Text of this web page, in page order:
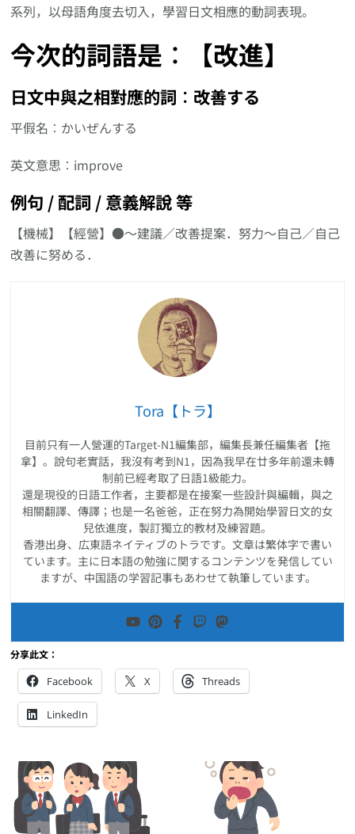
系列，以母語角度去切入，學習日文相應的動詞表現。
今次的詞語是︰【改進】
日文中與之相對應的詞︰改善する
平假名︰かいぜんする
英文意思︰improve
例句 / 配詞 / 意義解說 等
【機械】【經營】●〜建議／改善提案．努力〜自己／自己
改善に努める．
Tora【トラ】
目前只有一人營運的Target-N1編集部，編集長兼任編集者【拖
拿】。說句老實話，我沒有考到N1，因為我早在廿多年前還未轉
制前已經考取了日語1級能力。
還是現役的日語工作者，主要都是在接案一些設計與編輯，與之
相關翻譯、傳譯；也是一名爸爸，正在努力為開始學習日文的女
兒依進度，製訂獨立的教材及練習題。
香港出身、広東語ネイティブのトラです。文章は繁体字で書い
ています。主に日本語の勉強に関するコンテンツを発信してい
ますが、中国語の学習記事もあわせて執筆しています。
分享此文：
Facebook X Threads
LinkedIn